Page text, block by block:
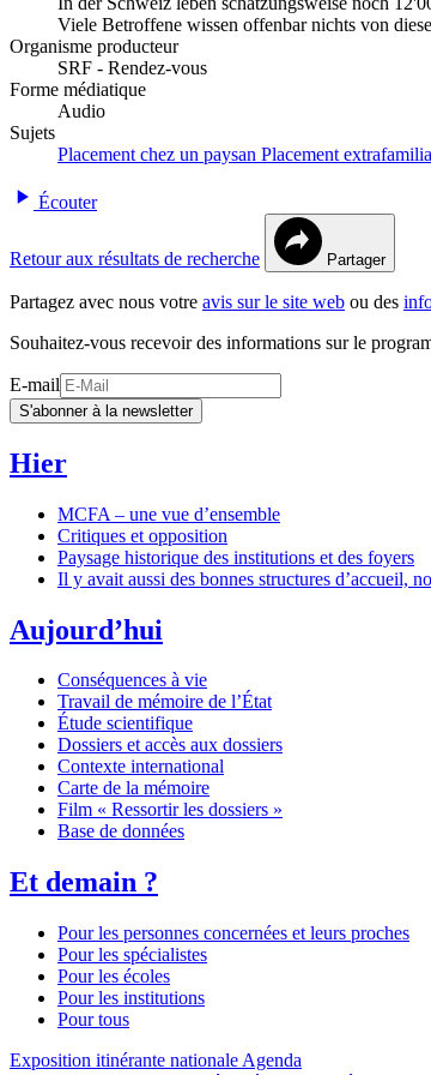
Viele Betroffene wissen offenbar nichts von
Organisme producteur
SRF - Rendez-vous
Forme médiatique
Audio
Sujets
Placement chez un paysan Placement
Écouter
Retour aux résultats de recherche Partager
Partagez avec nous votre avis sur le site web ou des
Souhaitez-vous recevoir des informations sur le
E-mail
S'abonner à la newsletter
Hier
MCFA – une vue d’ensemble
Critiques et opposition
Paysage historique des institutions et des foyers
Il y avait aussi des bonnes structures d’accueil,
Aujourd’hui
Conséquences à vie
Travail de mémoire de l’État
Étude scientifique
Dossiers et accès aux dossiers
Contexte international
Carte de la mémoire
Film « Ressortir les dossiers »
Base de données
Et demain ?
Pour les personnes concernées et leurs proches
Pour les spécialistes
Pour les écoles
Pour les institutions
Pour tous
Exposition itinérante nationale Agenda